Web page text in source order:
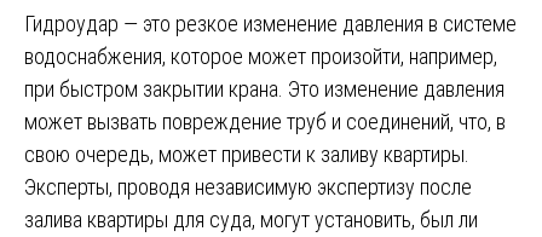
Гидроудар — это резкое изменение давления в системе
водоснабжения, которое может произойти, например,
при быстром закрытии крана. Это изменение давления
может вызвать повреждение труб и соединений, что, в
свою очередь, может привести к заливу квартиры.
Эксперты, проводя независимую экспертизу после
залива квартиры для суда, могут установить, был ли